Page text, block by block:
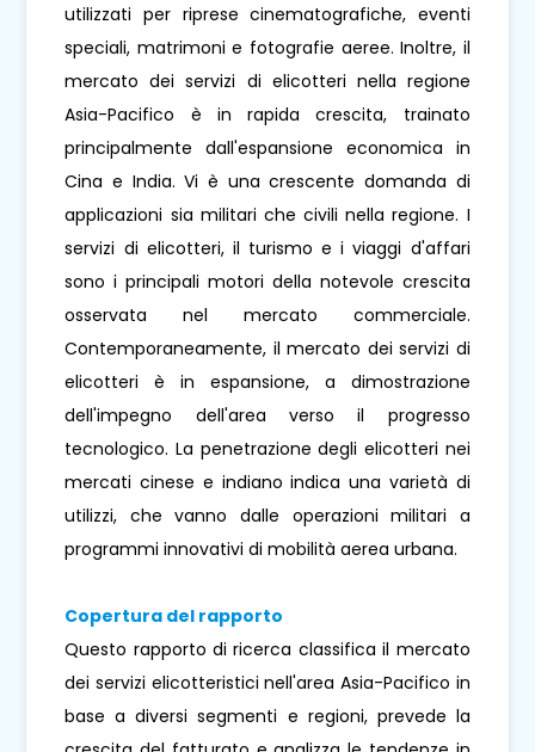
utilizzati per riprese cinematografiche, eventi
speciali, matrimoni e fotografie aeree. Inoltre, il
mercato dei servizi di elicotteri nella regione
Asia-Pacifico è in rapida crescita, trainato
principalmente dall'espansione economica in
Cina e India. Vi è una crescente domanda di
applicazioni sia militari che civili nella regione. I
servizi di elicotteri, il turismo e i viaggi d'affari
sono i principali motori della notevole crescita
osservata nel mercato commerciale.
Contemporaneamente, il mercato dei servizi di
elicotteri è in espansione, a dimostrazione
dell'impegno dell'area verso il progresso
tecnologico. La penetrazione degli elicotteri nei
mercati cinese e indiano indica una varietà di
utilizzi, che vanno dalle operazioni militari a
programmi innovativi di mobilità aerea urbana.
Copertura del rapporto
Questo rapporto di ricerca classifica il mercato
dei servizi elicotteristici nell'area Asia-Pacifico in
base a diversi segmenti e regioni, prevede la